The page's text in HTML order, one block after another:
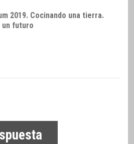
2019. Cocinando una tierra.
un futuro